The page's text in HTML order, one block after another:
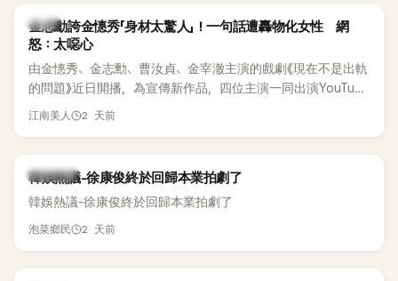
目，她經營的 YouTube 頻道也即將突破百萬訂閱，近年內容深
受網友喜愛，再度迎來事業第二春。
韓星
金志勳誇金憓秀「身材太驚人」！一句話遭轟物化女性 網
怒：太噁心
由金憓秀、金志勳、曹汝貞、金宰澈主演的戲劇《現在不是出軌
的問題》近日開播，為宣傳新作品，四位主演一同出演YouTube
節目，不料訪談中的一段發言卻意外掀起爭議。不少網友認
江南美人 2 天前
熱議討論
韓娛熱議-徐康俊終於回歸本業拍劇了
韓娛熱議-徐康俊終於回歸本業拍劇了
泡菜鄉民 2 天前